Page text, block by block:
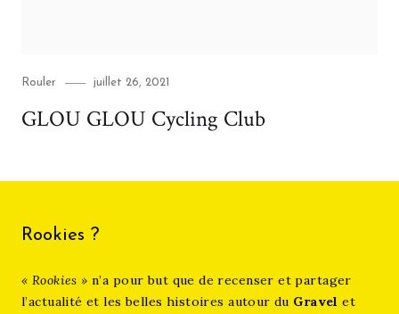
Category
Rouler
Posted
juillet 26, 2021
GLOU GLOU Cycling Club
Rookies ?
« Rookies »n’a pour but que de recenser et partager
l’actualité et les belles histoires autour du Gravel et